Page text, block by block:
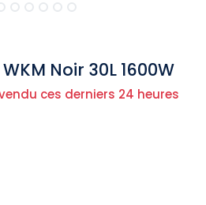
Noir 30L 1600W
ces derniers 24 heures